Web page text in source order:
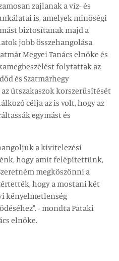
zajlanak a víz- és
is, amelyek minőségi
biztosítanak majd a
jobb összehangolása
Megyei Tanács elnöke és
folytattak az
és Szatmárhegy
útszakaszok korszerűsítését
célja az is volt, hogy az
egymást és
a kivitelezési
hogy amit felépítettünk,
megköszönni a
hogy a mostani két
kényelmetlenség
- mondta Pataki
elnöke.